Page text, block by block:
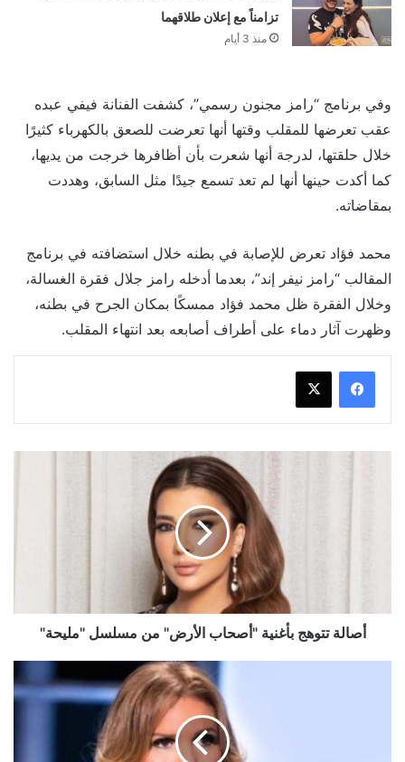
تزامناً مع إعلان طلاقهما
منذ 3 أيام
وفي برنامج “رامز مجنون رسمي”، كشفت الفنانة فيفي عبده
عقب تعرضها للمقلب وقتها أنها تعرضت للصعق بالكهرباء كثيرًا
خلال حلقتها، لدرجة أنها شعرت بأن أظافرها خرجت من يديها،
كما أكدت حينها أنها لم تعد تسمع جيدًا مثل السابق، وهددت
بمقاضاته.
محمد فؤاد تعرض للإصابة في بطنه خلال استضافته في برنامج
المقالب “رامز نيفر إند”، بعدما أدخله رامز جلال فقرة الغسالة،
وخلال الفقرة ظل محمد فؤاد ممسكًا بمكان الجرح في بطنه،
وظهرت آثار دماء على أطراف أصابعه بعد انتهاء المقلب.
أصالة تتوهج بأغنية "أصحاب الأرض" من مسلسل "مليحة"